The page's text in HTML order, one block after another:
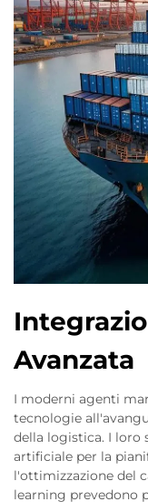
Avanzata
I moderni agenti
tecnologie
della logistica. I loro
artificiale per la
l'ottimizzazione del
learning prevedono